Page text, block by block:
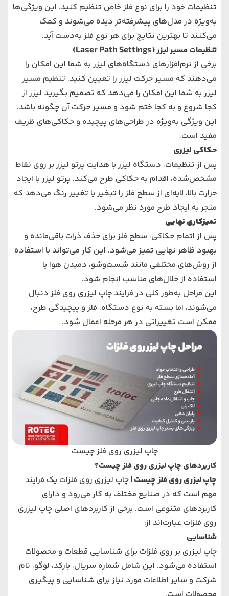
تنظیمات خود را برای نوع فلز خاص تنظیم کنید. این ویژگی‌ها
به‌ویژه در مدل‌های پیشرفته‌تر دیده می‌شوند و کمک
می‌کنند تا بهترین نتایج برای هر نوع فلز به‌دست آید.
تنظیمات مسیر لیزر (Laser Path Settings)
برخی از نرم‌افزارهای دستگاه‌های لیزر به شما این امکان را
می‌دهند که مسیر حرکت لیزر را تعیین کنید. تنظیم مسیر
لیزر به شما این امکان را می‌دهد که تصمیم بگیرید لیزر از
کجا شروع و به کجا ختم شود و مسیر حرکت آن چگونه باشد.
این ویژگی به‌ویژه در طراحی‌های پیچیده و حکاکی‌های ظریف
مفید است.
حکاکی لیزری
پس از تنظیمات، دستگاه لیزر با هدایت پرتو لیزر بر روی نقاط
مشخص‌شده، اقدام به حکاکی طرح می‌کند. پرتو لیزر با ایجاد
حرارت بالا، لایه‌ای از سطح فلز را تبخیر یا تغییر رنگ می‌دهد که
منجر به ایجاد طرح مورد نظر می‌شود.
تمیزکاری نهایی
پس از اتمام حکاکی، سطح فلز برای حذف ذرات باقی‌مانده و
بهبود ظاهر نهایی تمیز می‌شود. این کار می‌تواند با استفاده
از روش‌های مختلفی مانند شست‌وشو، دمیدن هوا یا
استفاده از حلال‌های مناسب انجام شود.
این مراحل به‌طور کلی در فرایند چاپ لیزری روی فلز دنبال
می‌شوند، اما بسته به نوع دستگاه، فلز و پیچیدگی طرح،
ممکن است تغییراتی در هر مرحله اعمال شود.
چاپ لیزری روی فلز چیست
کاربردهای چاپ لیزری روی فلز چیست؟
چاپ لیزری روی فلز چیست |چاپ لیزری روی فلزات یک فرایند
مهم است که در صنایع مختلف به کار می‌رود و دارای
کاربردهای متنوعی است. برخی از کاربردهای اصلی چاپ لیزری
روی فلزات عبارت‌اند از:
شناسایی
چاپ لیزری بر روی فلزات برای شناسایی قطعات و محصولات
استفاده می‌شود. این شامل شماره‌ سریال، بارکد، لوگو، نام
شرکت و سایر اطلاعات مورد نیاز برای شناسایی و پیگیری